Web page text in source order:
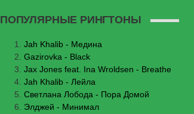
ПОПУЛЯРНЫЕ РИНГТОНЫ
Jаh Khаlib - Медина
Gazirovka - Black
Jax Jones feat. Ina Wroldsen - Breathe
Jah Khalib - Лейла
Светлана Лобода - Пора Домой
Элджей - Минимал